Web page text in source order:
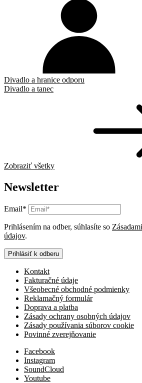
Divadlo a hranice odporu
Divadlo a tanec
Zobraziť všetky
Newsletter
Email*
Prihlásením na odber, súhlasíte so
údajov.
Prihlásiť k odberu
Kontakt
Fakturačné údaje
Všeobecné obchodné podmienky
Reklamačný formulár
Doprava a platba
Zásady ochrany osobných údajov
Zásady používania súborov cookie
Povinné zverejňovanie
Facebook
Instagram
SoundCloud
Youtube